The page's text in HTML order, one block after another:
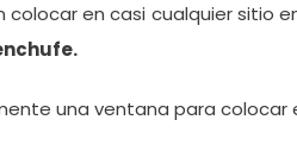
en casi cualquier sitio
una ventana para colocar